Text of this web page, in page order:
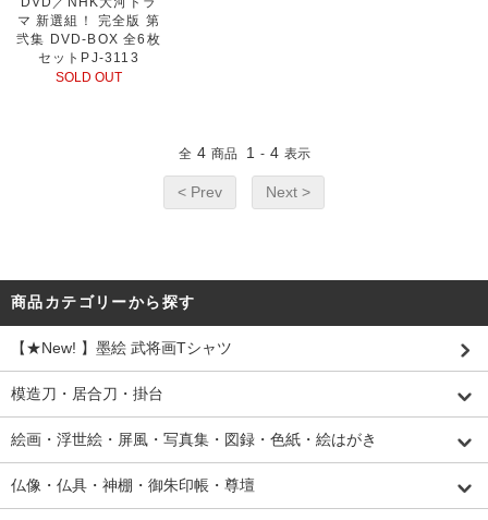
マ 新選組！ 完全版 第
弐集 DVD-BOX 全6枚
セットPJ-3113
SOLD OUT
全 4 商品 1 - 4 表示
< Prev Next >
商品カテゴリーから探す
【★New! 】墨絵 武将画Tシャツ
模造刀・居合刀・掛台
絵画・浮世絵・屏風・写真集・図録・色紙・絵はがき
仏像・仏具・神棚・御朱印帳・尊壇